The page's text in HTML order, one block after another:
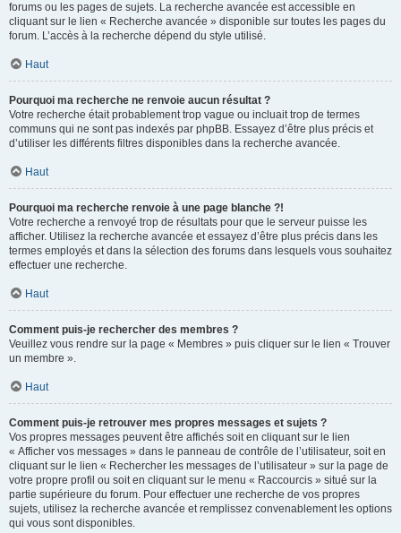
forums ou les pages de sujets. La recherche avancée est accessible en
cliquant sur le lien « Recherche avancée » disponible sur toutes les pages du
forum. L’accès à la recherche dépend du style utilisé.
Haut
Pourquoi ma recherche ne renvoie aucun résultat ?
Votre recherche était probablement trop vague ou incluait trop de termes
communs qui ne sont pas indexés par phpBB. Essayez d’être plus précis et
d’utiliser les différents filtres disponibles dans la recherche avancée.
Haut
Pourquoi ma recherche renvoie à une page blanche ?!
Votre recherche a renvoyé trop de résultats pour que le serveur puisse les
afficher. Utilisez la recherche avancée et essayez d’être plus précis dans les
termes employés et dans la sélection des forums dans lesquels vous souhaitez
effectuer une recherche.
Haut
Comment puis-je rechercher des membres ?
Veuillez vous rendre sur la page « Membres » puis cliquer sur le lien « Trouver
un membre ».
Haut
Comment puis-je retrouver mes propres messages et sujets ?
Vos propres messages peuvent être affichés soit en cliquant sur le lien
« Afficher vos messages » dans le panneau de contrôle de l’utilisateur, soit en
cliquant sur le lien « Rechercher les messages de l’utilisateur » sur la page de
votre propre profil ou soit en cliquant sur le menu « Raccourcis » situé sur la
partie supérieure du forum. Pour effectuer une recherche de vos propres
sujets, utilisez la recherche avancée et remplissez convenablement les options
qui vous sont disponibles.